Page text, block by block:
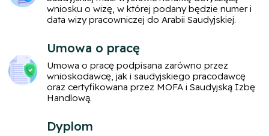
wniosku o wizę, w której podany będzie numer i
data wizy pracowniczej do Arabii Saudyjskiej.
Umowa o pracę
Umowa o pracę podpisana zarówno przez
wnioskodawcę, jak i saudyjskiego pracodawcę
oraz certyfikowana przez MOFA i Saudyjską Izbę
Handlową.
Dyplom